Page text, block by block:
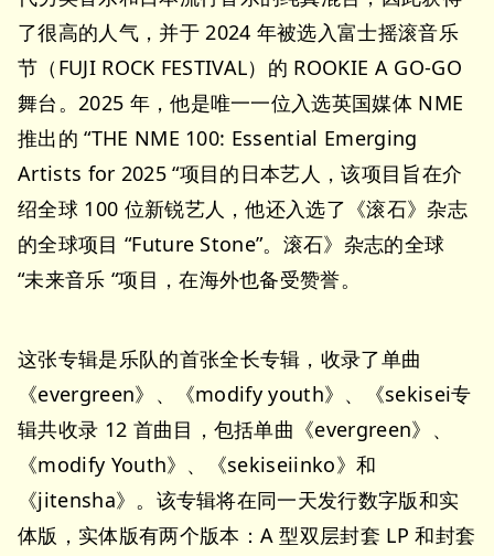
了很高的人气，并于 2024 年被选入富士摇滚音乐
节（FUJI ROCK FESTIVAL）的 ROOKIE A GO-GO
舞台。2025 年，他是唯一一位入选英国媒体 NME
推出的 “THE NME 100: Essential Emerging
Artists for 2025 “项目的日本艺人，该项目旨在介
绍全球 100 位新锐艺人，他还入选了《滚石》杂志
的全球项目 “Future Stone”。滚石》杂志的全球
“未来音乐 “项目，在海外也备受赞誉。
这张专辑是乐队的首张全长专辑，收录了单曲
《evergreen》、《modify youth》、《sekisei专
辑共收录 12 首曲目，包括单曲《evergreen》、
《modify Youth》、《sekiseiinko》和
《jitensha》。该专辑将在同一天发行数字版和实
体版，实体版有两个版本：A 型双层封套 LP 和封套